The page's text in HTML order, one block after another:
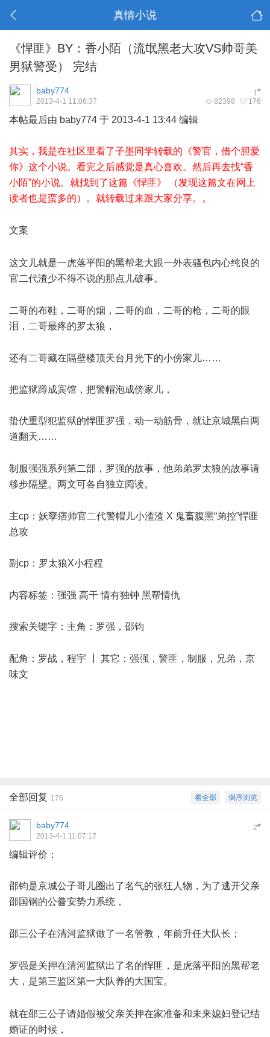
真情小说
《悍匪》BY：香小陌（流氓黑老大攻VS帅哥美
男狱警受） 完结
1#
baby774
82398 176
2013-4-1 11:06:37
本帖最后由 baby774 于 2013-4-1 13:44 编辑
其实，我是在社区里看了子墨同学转载的《警官，借个胆爱
你》这个小说。看完之后感觉是真心喜欢。然后再去找“香
小陌”的小说。就找到了这篇《悍匪》 （发现这篇文在网上
读者也是蛮多的）。就转载过来跟大家分享。。
文案
这文儿就是一虎落平阳的黑帮老大跟一外表骚包内心纯良的
官二代渣少不得不说的那点儿破事。
二哥的布鞋，二哥的烟，二哥的血，二哥的枪，二哥的眼
泪，二哥最疼的罗太狼，
还有二哥藏在隔壁楼顶天台月光下的小傍家儿……
把监狱蹲成宾馆，把警帽泡成傍家儿，
蛰伏重型犯监狱的悍匪罗强，动一动筋骨，就让京城黑白两
道翻天……
制服强强系列第二部，罗强的故事，他弟弟罗太狼的故事请
移步隔壁。两文可各自独立阅读。
主cp：妖孽痞帅官二代警帽儿小渣渣 X 鬼畜腹黑“弟控”悍匪
总攻
副cp：罗太狼X小程程
内容标签：强强 高干 情有独钟 黑帮情仇
搜索关键字：主角：罗强，邵钧
配角：罗战，程宇 ┃ 其它：强强，警匪，制服，兄弟，京
味文
倒序浏览
看全部
全部回复 176
2#
baby774
2013-4-1 11:07:17
编辑评价：
邵钧是京城公子哥儿圈出了名气的张狂人物，为了逃开父亲
邵国钢的公齤安势力系统，
邵三公子在清河监狱做了一名管教，年前升任大队长；
罗强是关押在清河监狱出了名的悍匪，是虎落平阳的黑帮老
大，是第三监区第一大队养的大国宝。
就在邵三公子请婚假被父亲关押在家准备和未来媳妇登记结
婚证的时候，